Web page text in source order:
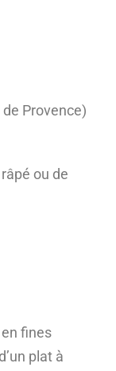
Provence)
ou de
fines
plat à